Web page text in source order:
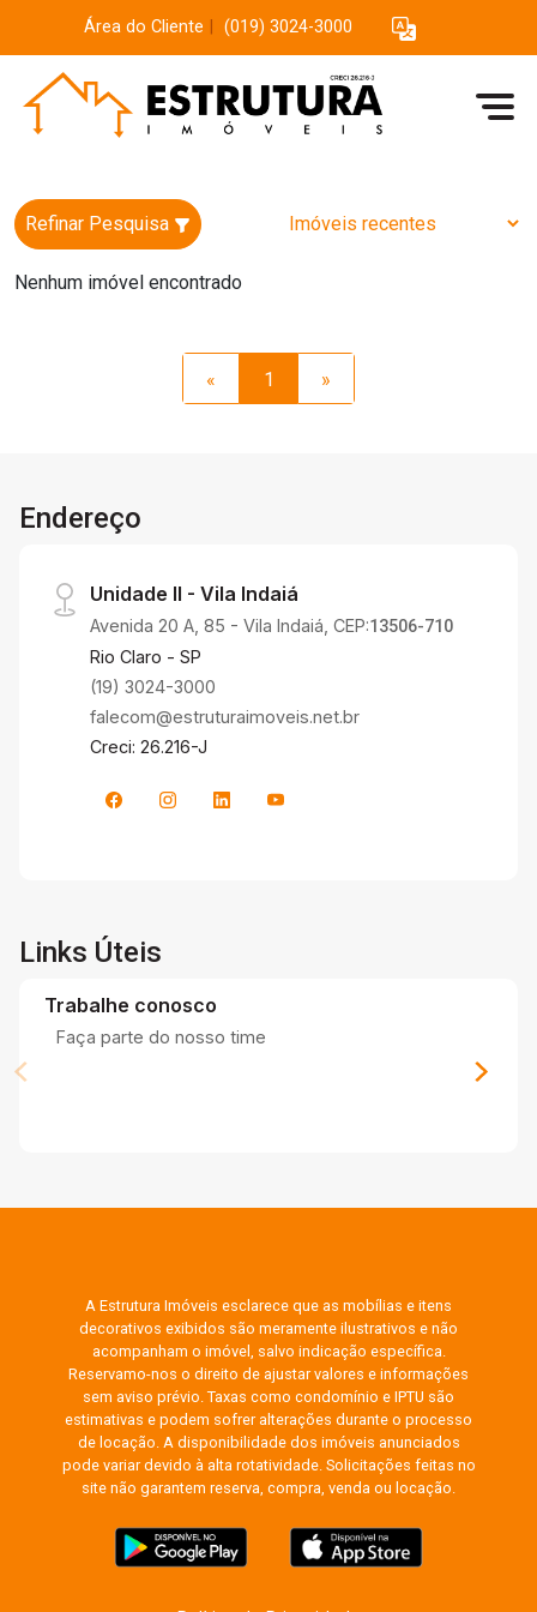
Área do Cliente (019) 3024-3000
Refinar Pesquisa
Nenhum imóvel encontrado
« 1 »
Endereço
Unidade II - Vila Indaiá
Avenida 20 A, 85 - Vila Indaiá, CEP:13506-710
Rio Claro - SP
(19) 3024-3000
falecom@estruturaimoveis.net.br
Creci: 26.216-J
Links Úteis
Trabalhe conosco
Faça parte do nosso time
A Estrutura Imóveis esclarece que as mobílias e itens
decorativos exibidos são meramente ilustrativos e não
acompanham o imóvel, salvo indicação específica.
Reservamo-nos o direito de ajustar valores e informações
sem aviso prévio. Taxas como condomínio e IPTU são
estimativas e podem sofrer alterações durante o processo
de locação. A disponibilidade dos imóveis anunciados
pode variar devido à alta rotatividade. Solicitações feitas no
site não garantem reserva, compra, venda ou locação.